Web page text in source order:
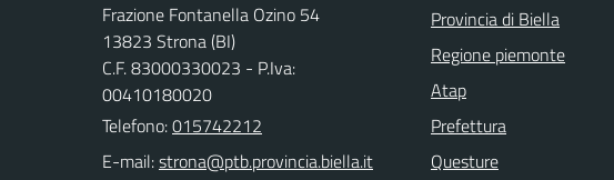
Frazione Fontanella Ozino 54
13823 Strona (BI)
C.F. 83000330023 - P.Iva:
00410180020
Telefono:015742212
E-mail:
Provincia di Biella
Regione piemonte
Atap
Prefettura
Questure